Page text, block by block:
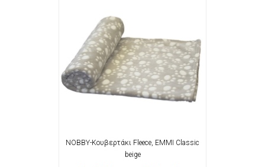
NOBBY-Κουβερτάκι Fleece, EMMI Classic
beige